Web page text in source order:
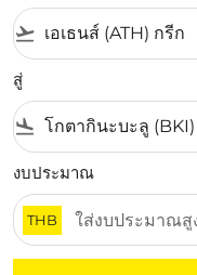
flight_takeoff
สู่
flight_land
งบประมาณ
THB